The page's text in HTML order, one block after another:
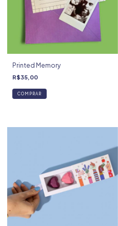
Printed Memory
R$35,00